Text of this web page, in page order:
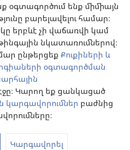
օգտագործում ենք միմիայն
բարելավելու համար։
երբևէ չի վաճառվի կամ
նկատառումներով։
ընթերցեք Քուքիների և
օգտագործման
Կարող եք ցանկացած
կարգավորումներ բաժնից
Կարգավորել
օգտվելու պայմաններով։
and Tract Society of Pennsylvania.
|
ԳԱՂՏՆԻՈՒԹՅԱՆ ԿԱՐԳԱՎՈՐՈՒՄՆԵՐ